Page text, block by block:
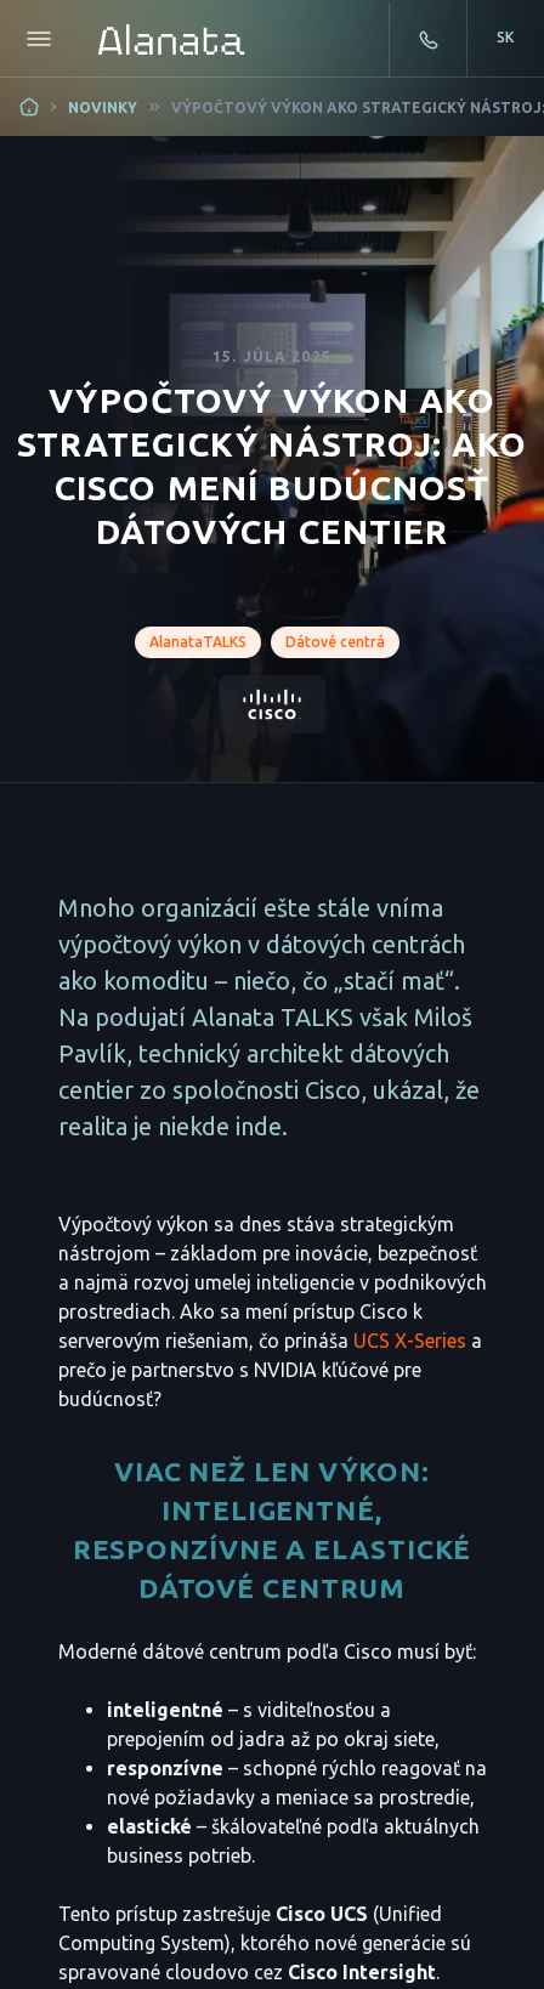
SK
NOVINKY VÝPOČTOVÝ VÝKON AKO STRATEGICKÝ
15. JÚLA 2025
VÝPOČTOVÝ VÝKON AKO
STRATEGICKÝ NÁSTROJ: AKO
CISCO MENÍ BUDÚCNOSŤ
DÁTOVÝCH CENTIER
AlanataTALKS Dátové centrá
Mnoho organizácií ešte stále vníma
výpočtový výkon v dátových centrách
ako komoditu – niečo, čo „stačí mať“.
Na podujatí Alanata TALKS však Miloš
Pavlík, technický architekt dátových
centier zo spoločnosti Cisco, ukázal, že
realita je niekde inde.
Výpočtový výkon sa dnes stáva strategickým
nástrojom – základom pre inovácie, bezpečnosť
a najmä rozvoj umelej inteligencie v podnikových
prostrediach. Ako sa mení prístup Cisco k
serverovým riešeniam, čo prináša UCS X-Series a
prečo je partnerstvo s NVIDIA kľúčové pre
budúcnosť?
VIAC NEŽ LEN VÝKON:
INTELIGENTNÉ,
RESPONZÍVNE A ELASTICKÉ
DÁTOVÉ CENTRUM
Moderné dátové centrum podľa Cisco musí byť:
inteligentné – s viditeľnosťou a
prepojením od jadra až po okraj siete,
responzívne – schopné rýchlo reagovať na
nové požiadavky a meniace sa prostredie,
elastické – škálovateľné podľa aktuálnych
business potrieb.
Tento prístup zastrešuje Cisco UCS (Unified
Computing System), ktorého nové generácie sú
spravované cloudovo cez Cisco Intersight.